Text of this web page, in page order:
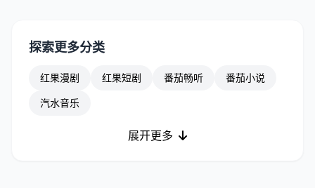
探索更多分类
红果漫剧 红果短剧 番茄畅听
番茄小说
汽水音乐
展开更多